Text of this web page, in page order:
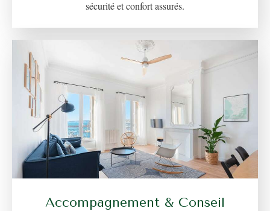
sécurité et confort assurés.
Accompagnement & Conseil